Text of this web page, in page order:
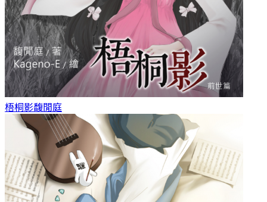
梧桐影馥閒庭